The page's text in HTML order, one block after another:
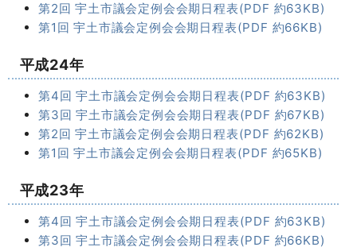
第2回 宇土市議会定例会会期日程表(PDF 約63KB)
第1回 宇土市議会定例会会期日程表(PDF 約66KB)
平成24年
第4回 宇土市議会定例会会期日程表(PDF 約63KB)
第3回 宇土市議会定例会会期日程表(PDF 約67KB)
第2回 宇土市議会定例会会期日程表(PDF 約62KB)
第1回 宇土市議会定例会会期日程表(PDF 約65KB)
平成23年
第4回 宇土市議会定例会会期日程表(PDF 約63KB)
第3回 宇土市議会定例会会期日程表(PDF 約66KB)